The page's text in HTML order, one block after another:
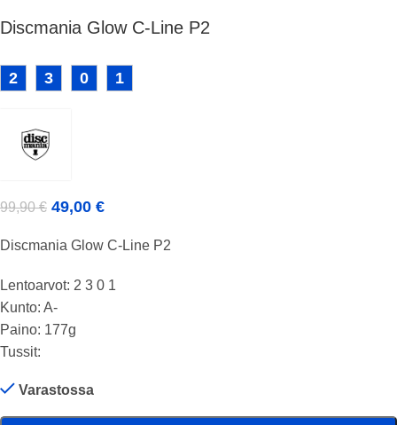
Discmania Glow C-Line P2
2 3 0 1
99,90€ 49,00 €
Discmania Glow C-Line P2
Lentoarvot: 2 3 0 1
Kunto: A-
Paino: 177g
Tussit:
Varastossa